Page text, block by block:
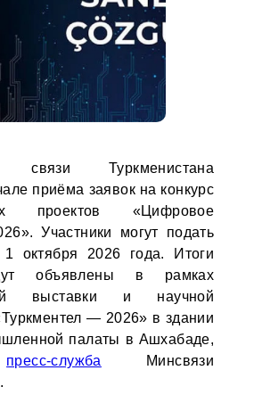
связи Туркменистана
приёма заявок на конкурс
проектов «Цифровое
Участники могут подать
октября 2026 года. Итоги
объявлены в рамках
выставки и научной
— 2026» в здании
палаты в Ашхабаде,
пресс-служба
Минсвязи